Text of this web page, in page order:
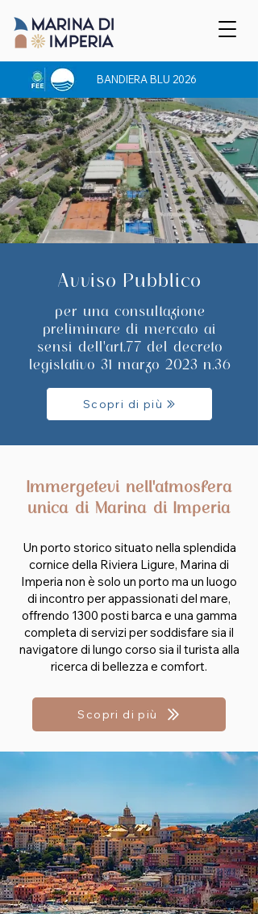
BANDIERA BLU 2026
Avviso Pubblico
per una consultazione
preliminare di mercato ai
sensi dell'art.77 del decreto
legislativo 31 marzo 2023 n.36
Scopri di più
Immergetevi nell'atmosfera
unica di Marina di Imperia
Un porto storico situato nella splendida
cornice della Riviera Ligure, Marina di
Imperia non è solo un porto ma un luogo
di incontro per appassionati del mare,
offrendo 1300 posti barca e una gamma
completa di servizi per soddisfare sia il
navigatore di lungo corso sia il turista alla
ricerca di bellezza e comfort.
Scopri di più